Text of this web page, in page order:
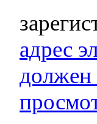
адрес
должен